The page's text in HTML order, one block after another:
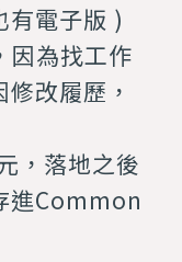
有電子版 )
因為找工作
改履歷，
，落地之後
進Common